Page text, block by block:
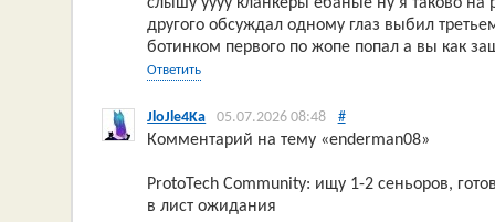
другого обсуждал одному глаз выбил
ботинком первого по жопе попал а вы как
Ответить
JloJle4Ka 05.07.2026 08:48 #
Комментарий на тему «enderman08»
ProtoTech Community: ищу 1-2 сеньоров,
в лист ожидания